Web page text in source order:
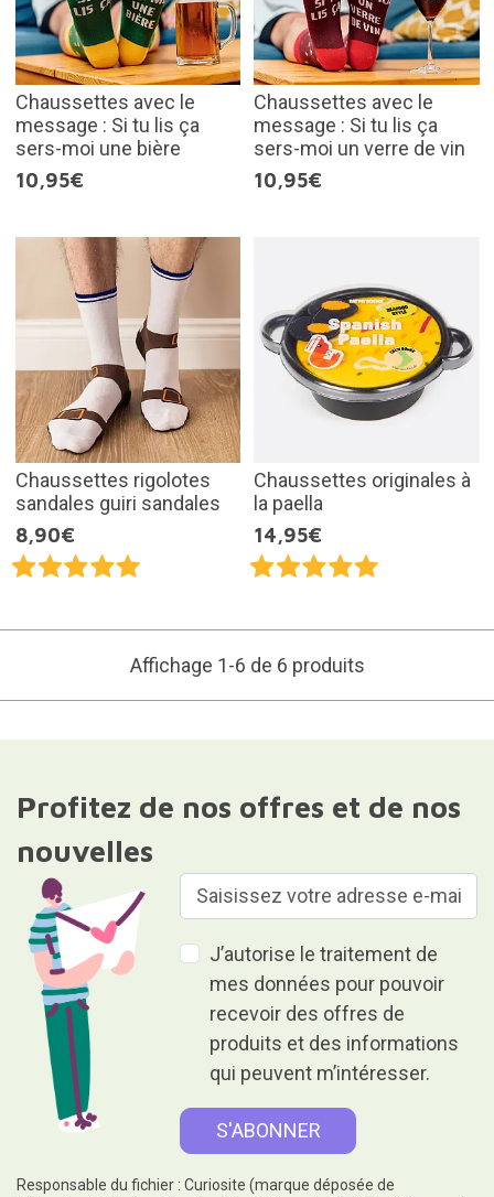
Chaussettes avec le
message : Si tu lis ça
sers-moi une bière
10,95€
Chaussettes avec le
message : Si tu lis ça
sers-moi un verre de vin
10,95€
Chaussettes rigolotes
sandales guiri sandales
8,90€
Chaussettes originales à
la paella
14,95€
Affichage 1-6 de 6 produits
Profitez de nos offres et de nos
nouvelles
J’autorise le traitement de
mes données pour pouvoir
recevoir des offres de
produits et des informations
qui peuvent m’intéresser.
Responsable du fichier : Curiosite (marque déposée de